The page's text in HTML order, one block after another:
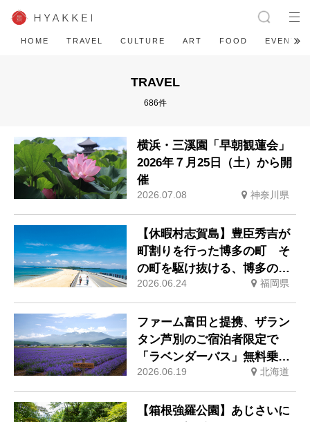
HOME TRAVEL CULTURE ART FOOD EVENT
TRAVEL
686件
2026.07.08
横浜・三溪園「早朝観蓮会」
2026年７月25日（土）から開
催
神奈川県
2026.06.24
【休暇村志賀島】豊臣秀吉が
町割りを行った博多の町 そ
の町を駆け抜ける、博多の夏
の風物詩「博多祇園山笠」期
間中お子様の宿泊料金無料
福岡県
2026.06.19
ファーム富田と提携、ザラン
タン芦別のご宿泊者限定で
「ラベンダーバス」無料乗車
券付きプランを販売開始北海道
【箱根強羅公園】あじさいに